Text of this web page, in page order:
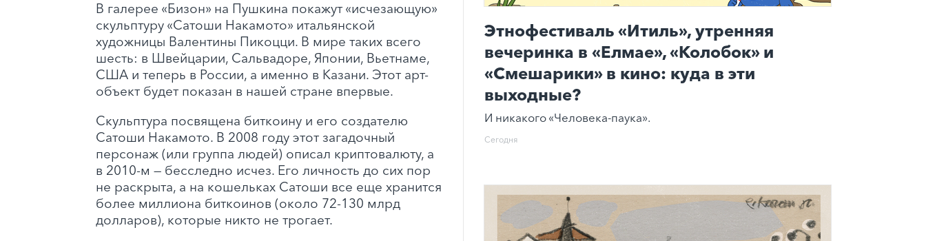
В галерее «Бизон» на Пушкина покажут «исчезающую»
скульптуру «Сатоши Накамото» итальянской
художницы Валентины Пикоцци. В мире таких всего
шесть: в Швейцарии, Сальвадоре, Японии, Вьетнаме,
США и теперь в России, а именно в Казани. Этот арт-
объект будет показан в нашей стране впервые.
Скульптура посвящена биткоину и его создателю
Сатоши Накамото. В 2008 году этот загадочный
персонаж (или группа людей) описал криптовалюту, а
в 2010‑м — бесследно исчез. Его личность до сих пор
не раскрыта, а на кошельках Сатоши все еще хранится
более миллиона биткоинов (около 72-130 млрд
долларов), которые никто не трогает.
Этнофестиваль «Итиль», утренняя
вечеринка в «Елмае», «Колобок» и
«Смешарики» в кино: куда в эти
выходные?
И никакого «Человека-паука».
Сегодня